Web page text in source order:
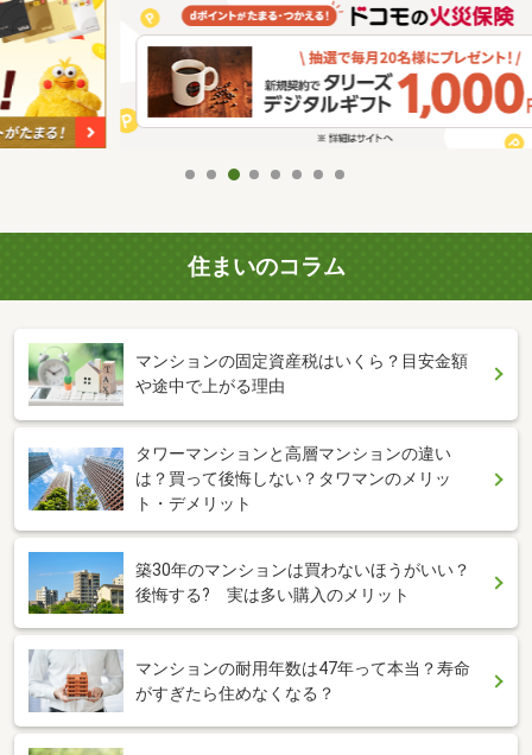
住まいのコラム
マンションの固定資産税はいくら？目安金額
や途中で上がる理由
タワーマンションと高層マンションの違い
は？買って後悔しない？タワマンのメリッ
ト・デメリット
築30年のマンションは買わないほうがいい？
後悔する? 実は多い購入のメリット
マンションの耐用年数は47年って本当？寿命
がすぎたら住めなくなる？